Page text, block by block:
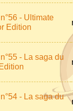
- Ultimate
Edition
- La saga du
- La saga du